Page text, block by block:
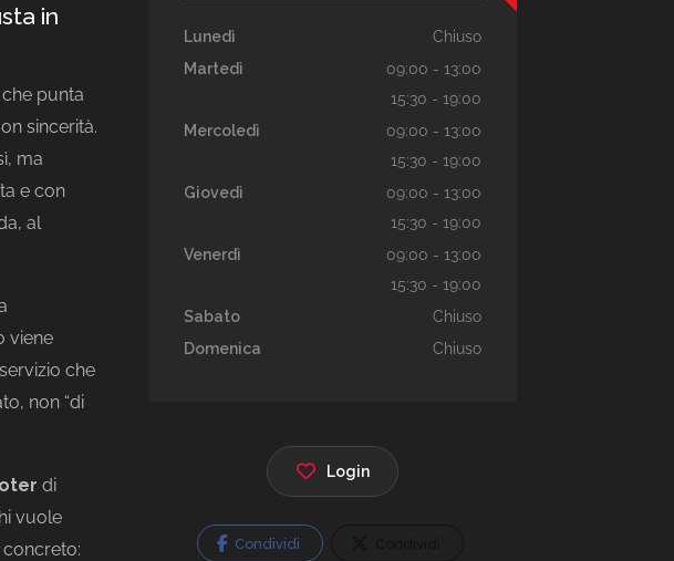
in
punta
sincerità.
ma
e con
al
viene
che
non “di
di
vuole
concreto:
Lunedì
Chiuso
Martedì
09:00 - 13:00
15:30 - 19:00
Mercoledì
09:00 - 13:00
15:30 - 19:00
Giovedì
09:00 - 13:00
15:30 - 19:00
Venerdì
09:00 - 13:00
15:30 - 19:00
Sabato
Chiuso
Domenica
Chiuso
Login
Condividi